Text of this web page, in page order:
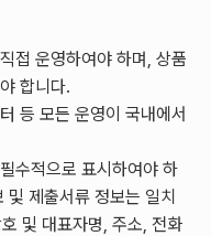
접 운영하여야 하며, 상품
합니다.
등 모든 운영이 국내에서
수적으로 표시하여야 하
제출서류 정보는 일치
및 대표자명, 주소, 전화